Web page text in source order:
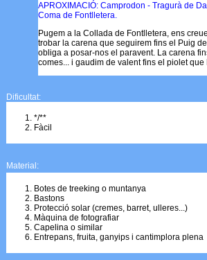
APROXIMACIÓ: Camprodon - Tragurà de
Coma de Fontlletera.
Pugem a la Collada de Fontlletera, ens
trobar la carena que seguirem fins el Puig
obliga a posar-nos el paravent. La carena
comes... i gaudim de valent fins el piolet
Dificultat:
*/**
Fàcil
Material:
Botes de treeking o muntanya
Bastons
Protecció solar (cremes, barret, ulleres...)
Màquina de fotografiar
Capelina o similar
Entrepans, fruita, ganyips i cantimplora plena